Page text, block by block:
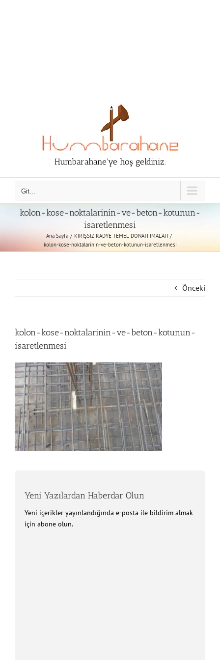
Humbarahane'ye hoş geldiniz.
Git...
kolon-kose-noktalarinin-ve-beton-kotunun-
isaretlenmesi
Ana Sayfa
KİRİŞSİZ RADYE TEMEL DONATI İMALATI
kolon-kose-noktalarinin-ve-beton-kotunun-isaretlenmesi
Önceki
kolon-kose-noktalarinin-ve-beton-kotunun-
isaretlenmesi
Yeni Yazılardan Haberdar Olun
Yeni içerikler yayınlandığında e-posta ile bildirim almak
için abone olun.